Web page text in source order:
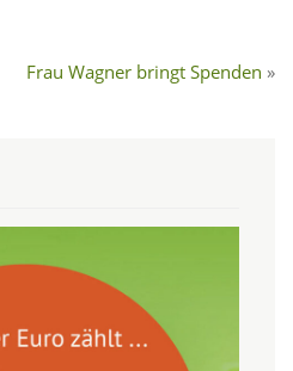
Frau Wagner bringt Spenden